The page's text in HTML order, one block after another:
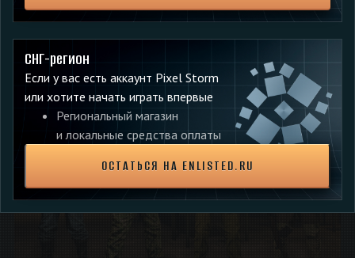
СНГ-регион
Если у вас есть аккаунт Pixel Storm
или хотите начать играть впервые
Региональный магазин
и локальные средства оплаты
ОСТАТЬСЯ НА ENLISTED.RU
Получение из сундука элемента кастомизации премиум-
отрядов позволяет вам докупить этот предмет повторно
— для других ваших солдат. В будущем список предметов,
доступных для кастомизации солдат, будет пополняться.